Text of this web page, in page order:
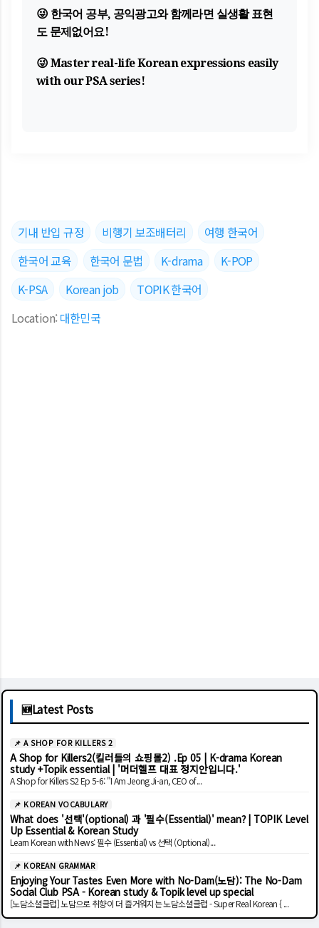
😜 한국어 공부, 공익광고와 함께라면 실생활 표현
도 문제없어요!
😜 Master real-life Korean expressions easily
with our PSA series!
기내 반입 규정 비행기 보조배터리
여행 한국어
한국어 교육
한국어 문법 K-drama
K-POP
K-PSA
Korean job
TOPIK 한국어
Location:대한민국
🆕Latest Posts
📌 A SHOP FOR KILLERS 2
A Shop for Killers2(킬러들의 쇼핑몰2) .Ep 05 | K-drama Korean
study +Topik essential | '머더헬프 대표 정지안입니다.'
A Shop for Killers S2 Ep 5-6: "I Am Jeong Ji-an, CEO of...
📌 KOREAN VOCABULARY
What does '선택'(optional) 과 '필수(Essential)' mean? | TOPIK Level
Up Essential & Korean Study
Learn Korean with News: 필수 (Essential) vs 선택 (Optional)...
📌 KOREAN GRAMMAR
Enjoying Your Tastes Even More with No-Dam(노담): The No-Dam
Social Club PSA - Korean study & Topik level up special
[노담소셜클럽] 노담으로 취향이 더 즐거워지는 노담소셜클럽 - Super Real Korean { ...